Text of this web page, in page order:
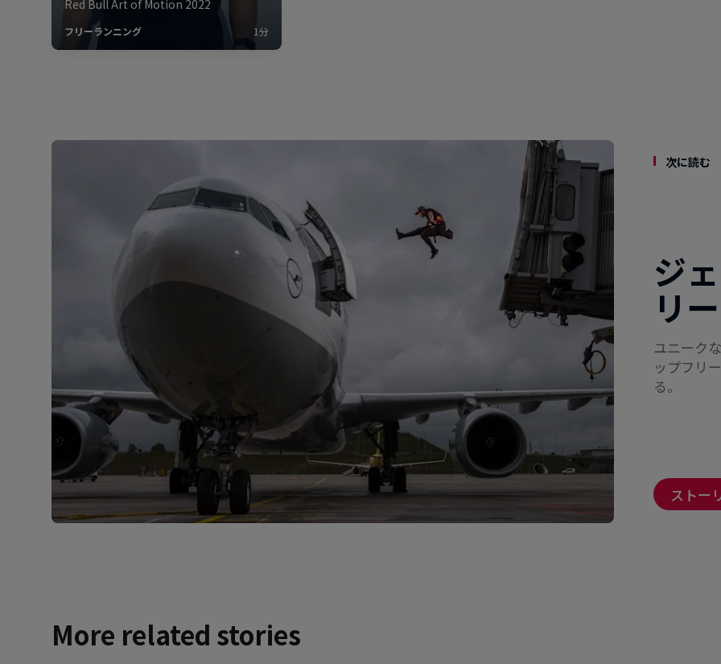
次に読む
ジ
リ
ユニーク
ップフリ
る。
ストー
More related stories